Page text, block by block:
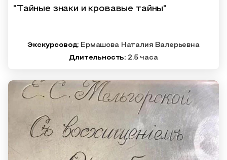
"Тайные знаки и кровавые тайны"
Экскурсовод: Ермашова Наталия Валерьевна
Длительность: 2.5 часа